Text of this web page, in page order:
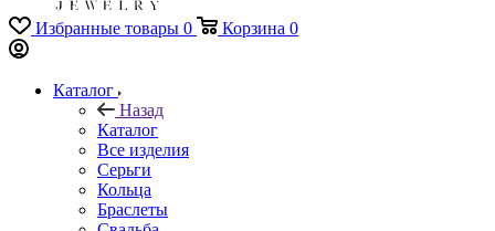
Избранные товары 0 Корзина 0
Каталог
Назад
Каталог
Все изделия
Серьги
Кольца
Браслеты